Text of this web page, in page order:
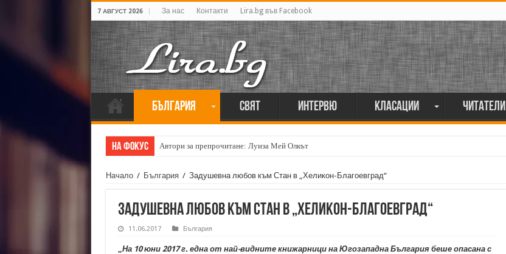
7 АВГУСТ 2026 За нас Контакти Lira.bg във Facebook
България Свят Интервю Класации Читатели
На фокус Автори за препрочитане: Луиза Мей Олкът
Кирил Кадийски: „Плачът на големия поет винаги е и сила, и съпричастност“
Начало / България / Задушевна любов към Стан в „Хеликон-Благоевград“
Задушевна любов към Стан в „Хеликон-Благоевград“
11.06.2017 България
„На 10 юни 2017 г. една от най-видните книжарници на Югозападна България беше опасана с